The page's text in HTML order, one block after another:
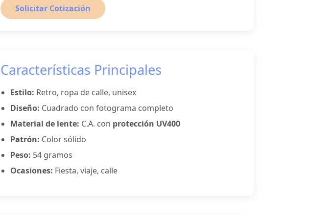
Solicitar Cotización
Características Principales
Estilo: Retro, ropa de calle, unisex
Diseño: Cuadrado con fotograma completo
Material de lente: C.A. con protección UV400
Patrón: Color sólido
Peso: 54 gramos
Ocasiones: Fiesta, viaje, calle